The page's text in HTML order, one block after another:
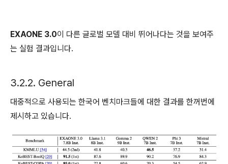
EXAONE 3.0이 다른 글로벌 모델 대비 뛰어나다는 것을 보여주
는 실험 결과입니다.
3.2.2. General
대중적으로 사용되는 한국어 벤치마크들에 대한 결과를 한꺼번에
제시하고 있습니다.